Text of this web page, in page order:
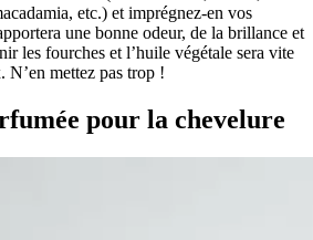
etc.) et imprégnez-en vos
une bonne odeur, de la brillance et
les fourches et l’huile végétale sera vite
N’en mettez pas trop !
pour la chevelure